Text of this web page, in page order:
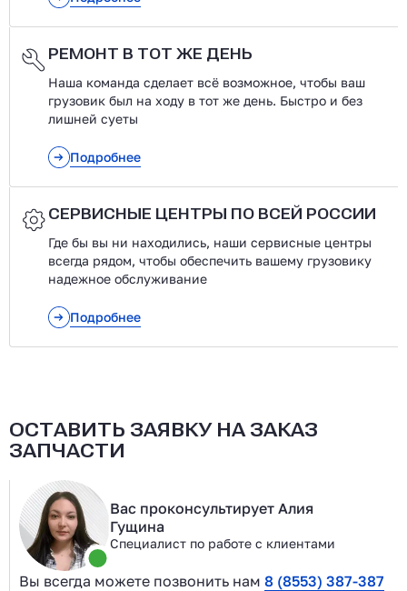
РЕМОНТ В ТОТ ЖЕ ДЕНЬ
Наша команда сделает всё возможное, чтобы ваш
грузовик был на ходу в тот же день. Быстро и без
лишней суеты
Подробнее
СЕРВИСНЫЕ ЦЕНТРЫ ПО ВСЕЙ РОССИИ
Где бы вы ни находились, наши сервисные центры
всегда рядом, чтобы обеспечить вашему грузовику
надежное обслуживание
Подробнее
ОСТАВИТЬ ЗАЯВКУ НА ЗАКАЗ
ЗАПЧАСТИ
Вас проконсультирует Алия
Гущина
Специалист по работе с клиентами
Вы всегда можете позвонить нам 8 (8553) 387-387